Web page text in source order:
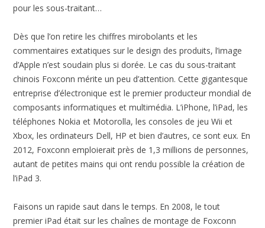
pour les sous-traitant…
Dès que l’on retire les chiffres mirobolants et les
commentaires extatiques sur le design des produits, l’image
d’Apple n’est soudain plus si dorée. Le cas du sous-traitant
chinois Foxconn mérite un peu d’attention. Cette gigantesque
entreprise d’électronique est le premier producteur mondial de
composants informatiques et multimédia. L’iPhone, l’iPad, les
téléphones Nokia et Motorolla, les consoles de jeu Wii et
Xbox, les ordinateurs Dell, HP et bien d’autres, ce sont eux. En
2012, Foxconn emploierait près de 1,3 millions de personnes,
autant de petites mains qui ont rendu possible la création de
l’iPad 3.
Faisons un rapide saut dans le temps. En 2008, le tout
premier iPad était sur les chaînes de montage de Foxconn